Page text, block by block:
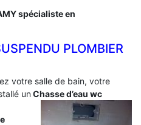
spécialiste en
PLOMBIER
votre salle de bain, votre
unChasse d’eau wc